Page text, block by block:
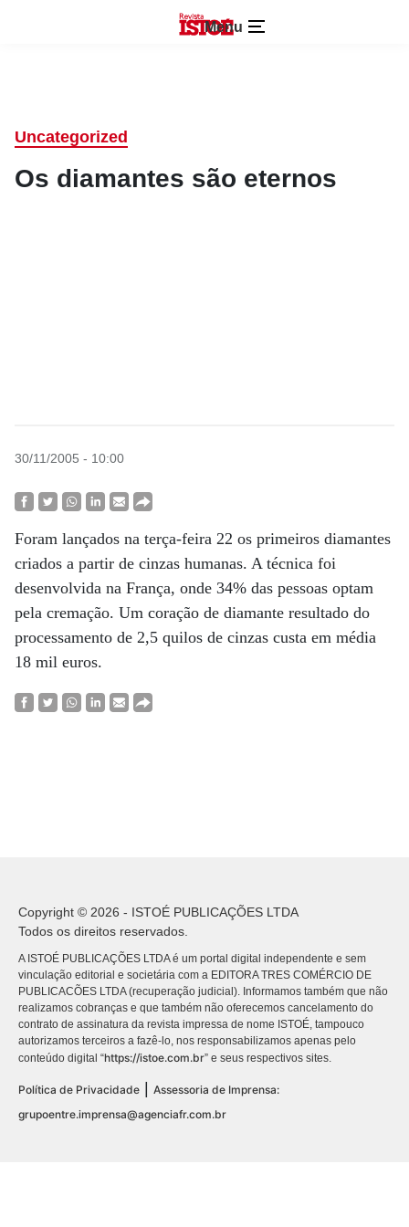
Menu
Uncategorized
Os diamantes são eternos
30/11/2005 - 10:00
Foram lançados na terça-feira 22 os primeiros diamantes
criados a partir de cinzas humanas. A técnica foi
desenvolvida na França, onde 34% das pessoas optam
pela cremação. Um coração de diamante resultado do
processamento de 2,5 quilos de cinzas custa em média
18 mil euros.
Copyright © 2026 - ISTOÉ PUBLICAÇÕES LTDA
Todos os direitos reservados.
A ISTOÉ PUBLICAÇÕES LTDA é um portal digital independente e sem
vinculação editorial e societária com a EDITORA TRES COMÉRCIO DE
PUBLICACÕES LTDA (recuperação judicial). Informamos também que não
realizamos cobranças e que também não oferecemos cancelamento do
contrato de assinatura da revista impressa de nome ISTOÉ, tampouco
autorizamos terceiros a fazê-lo, nos responsabilizamos apenas pelo
conteúdo digital “https://istoe.com.br” e seus respectivos sites.
Política de Privacidade
Assessoria de Imprensa:
grupoentre.imprensa@agenciafr.com.br